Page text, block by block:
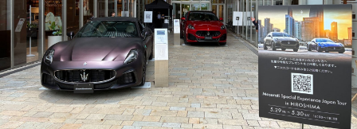
Pen Meet
Pen international Pen tw